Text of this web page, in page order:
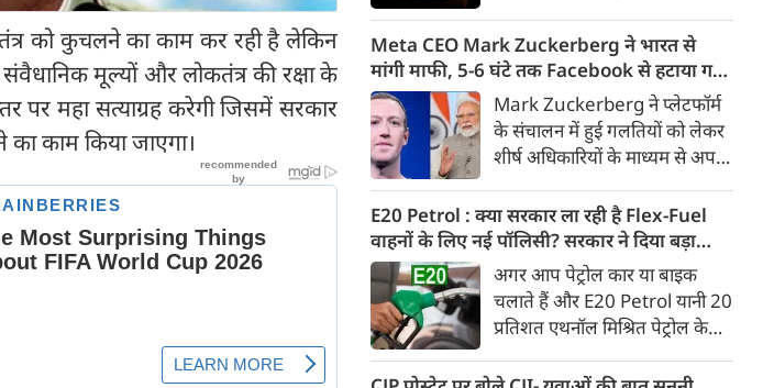
को कुचलने का काम कर रही है लेकिन
संवैधानिक मूल्यों और लोकतंत्र की रक्षा के
पर महा सत्याग्रह करेगी जिसमें सरकार
काम किया जाएगा।
इलेक्ट्रिक स्कूटर का पहला वीडियो
टीजर जारी कर दिया है। इस नए
इलेक्ट्रिक स्कूटर का नाम Ather
Konarc बताया गया है। कंपनी इसे
29 अगस्त 2026 को होने वाले
Ather Annual Community
Day के दौरान भारतीय बाजार में पेश
करेगी।
Meta CEO Mark Zuckerberg ने भारत से
मांगी माफी, 5-6 घंटे तक Facebook से हटाया गया
था PM Modi का वीडियोMark Zuckerberg ने प्लेटफॉर्म
के संचालन में हुई गलतियों को लेकर
शीर्ष अधिकारियों के माध्यम से अपनी
बैठक के दौरान Meta ने यह भी
स्वीकार किया कि कुछ खास तरह के
कंटेंट को ज्यादा लोगों तक पहुंचाने के
लिए बड़ी रकम का भुगतान किया
गया था। सूत्र के मुताबिक, Meta ने
गलती स्वीकार करते हुए माफी मांगी
और इस पर अफसोस जताया।
E20 Petrol : क्या सरकार ला रही है Flex-Fuel
वाहनों के लिए नई पॉलिसी? सरकार ने दिया बड़ा
अपडेट
अगर आप पेट्रोल कार या बाइक
चलाते हैं और E20 Petrol यानी 20
प्रतिशत एथनॉल मिश्रित पेट्रोल के
आपके लिए बड़ी खबर है। भारी